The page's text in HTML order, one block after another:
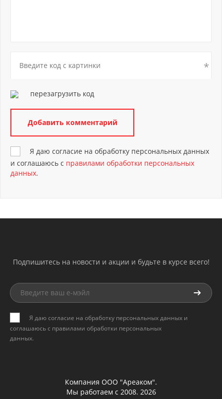
перезагрузить код
Я даю согласие на обработку персональных данных
и соглашаюсь с правилами обработки персональных
данных.
Подпишитесь на новости и акции и будьте в курсе всего!
Я даю согласие на обработку персональных данных и
соглашаюсь с правилами обработки персональных
данных.
Компания ООО "Ареаком".
Мы работаем с 2008. 2026